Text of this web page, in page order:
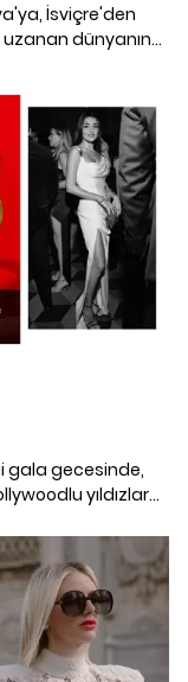
İsviçre'den
dünyanın
gala gecesinde,
yıldızlar
verildi.